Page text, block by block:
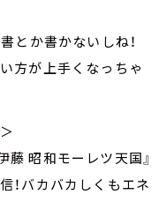
とか書かないしね！
方が上手くなっちゃ
藤 昭和モーレツ天国』
！バカバカしくもエネ